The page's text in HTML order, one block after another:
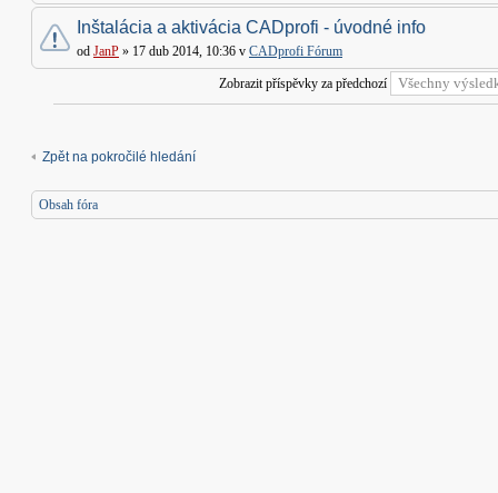
Inštalácia a aktivácia CADprofi - úvodné info
od JanP » 17 dub 2014, 10:36 v CADprofi Fórum
Zobrazit příspěvky za předchozí
Zpět na pokročilé hledání
Obsah fóra